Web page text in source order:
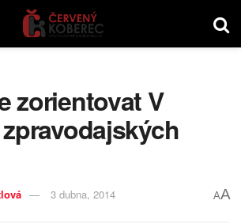
zorientovat V
3 dubna, 2014 AA